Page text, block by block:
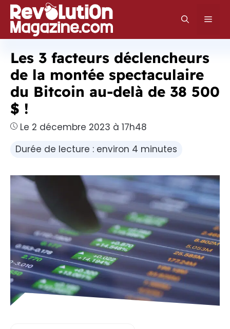
Aller
au
contenu
Les 3 facteurs déclencheurs
de la montée spectaculaire
du Bitcoin au-delà de 38 500
$ !
Le 2 décembre 2023 à 17h48
Durée de lecture : environ 4 minutes